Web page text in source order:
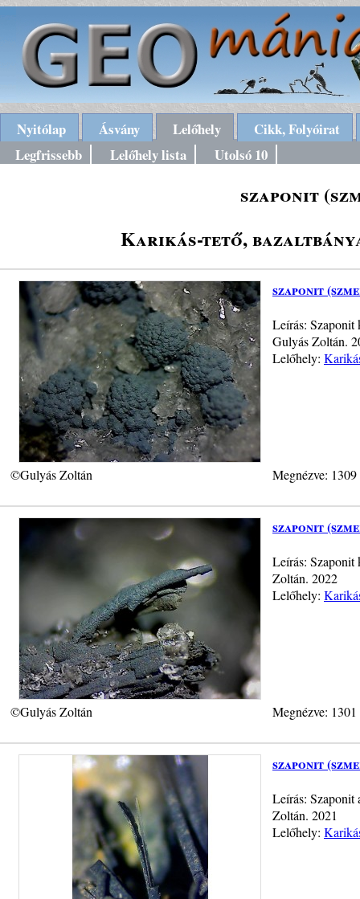
Nyitólap Ásvány Lelőhely
Cikk, Folyóirat
Legfrissebb
Lelőhely lista Utolsó 10
szaponit
Karikás-tető,
szaponit
Leírás: Szaponit
Gulyás Zoltán.
Lelőhely:
©Gulyás Zoltán Megnézve:
szaponit
Leírás: Szaponit
Zoltán. 2022
Lelőhely:
©Gulyás Zoltán Megnézve:
szaponit
Leírás: Szaponit
Zoltán. 2021
Lelőhely: